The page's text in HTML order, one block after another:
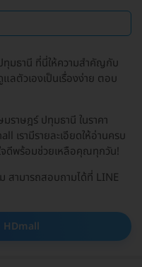
มธานี ที่นี่ให้ความสำคัญกับ
ลตัวเองเป็นเรื่องง่าย ตอบ
ราษฎร์ ปทุมธานี ในราคา
เรามีรายละเอียดให้อ่านครบ
ดีพร้อมช่วยเหลือคุณทุกวัน!
สามารถสอบถามได้ที่ LINE
HDmall